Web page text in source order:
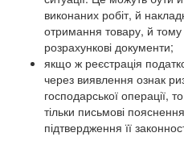
виконаних робіт, й
отримання товару, й тому
розрахункові документи;
якщо ж реєстрація
через виявлення ознак
господарської операції,
тільки письмові
підтвердження її